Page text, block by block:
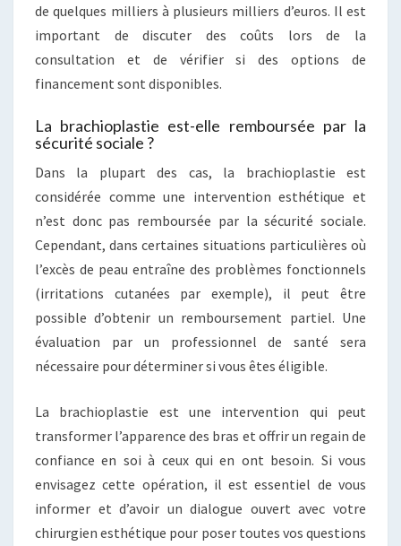
de quelques milliers à plusieurs milliers d’euros. Il est
important de discuter des coûts lors de la
consultation et de vérifier si des options de
financement sont disponibles.
La brachioplastie est-elle remboursée par la
sécurité sociale ?
Dans la plupart des cas, la brachioplastie est
considérée comme une intervention esthétique et
n’est donc pas remboursée par la sécurité sociale.
Cependant, dans certaines situations particulières où
l’excès de peau entraîne des problèmes fonctionnels
(irritations cutanées par exemple), il peut être
possible d’obtenir un remboursement partiel. Une
évaluation par un professionnel de santé sera
nécessaire pour déterminer si vous êtes éligible.
La brachioplastie est une intervention qui peut
transformer l’apparence des bras et offrir un regain de
confiance en soi à ceux qui en ont besoin. Si vous
envisagez cette opération, il est essentiel de vous
informer et d’avoir un dialogue ouvert avec votre
chirurgien esthétique pour poser toutes vos questions